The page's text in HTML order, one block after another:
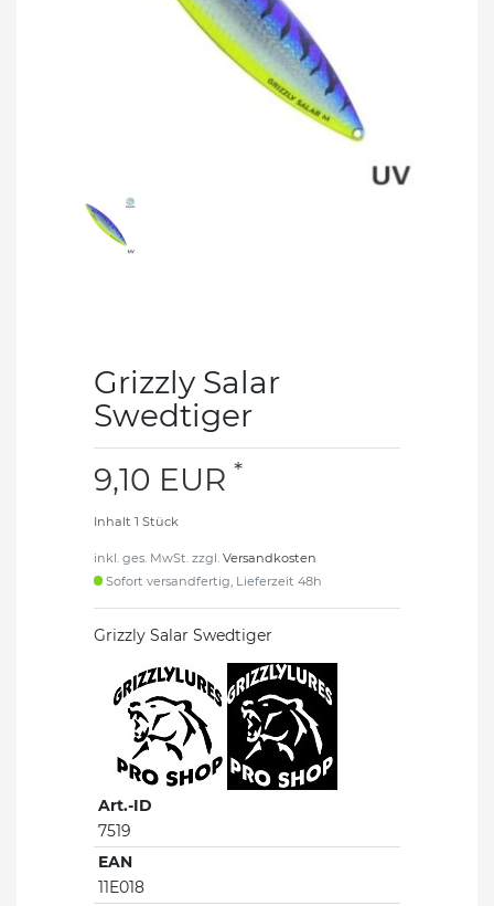
Grizzly Salar
Swedtiger
9,10 EUR *
Inhalt 1 Stück
inkl. ges. MwSt. zzgl. Versandkosten
Sofort versandfertig, Lieferzeit 48h
Grizzly Salar Swedtiger
Art.-ID
7519
EAN
11E018